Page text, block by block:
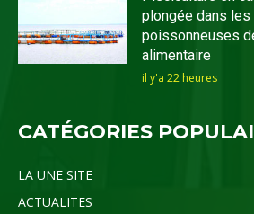
plongée dans les
poissonneuses
alimentaire
il y'a 22 heures
CATÉGORIES
LA UNE SITE
ACTUALITES